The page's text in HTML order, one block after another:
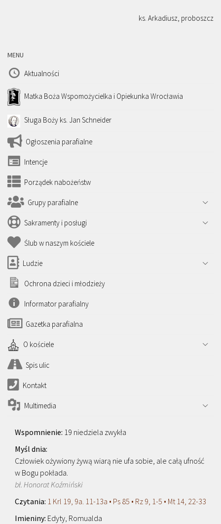
ks. Arkadiusz, proboszcz
MENU
Aktualności
Matka Boża Wspomożycielka i Opiekunka Wrocławia
Sługa Boży ks. Jan Schneider
Ogłoszenia parafialne
Intencje
Porządek nabożeństw
Grupy parafialne
Sakramenty i posługi
Ślub w naszym kościele
Ludzie
Ochrona dzieci i młodzieży
Informator parafialny
Gazetka parafialna
O kościele
Spis ulic
Kontakt
Multimedia
19 niedziela zwykła
Człowiek ożywiony żywą wiarą nie ufa sobie, ale całą ufność
w Bogu pokłada.
bł. Honorat Koźmiński
1 Krl 19, 9a. 11-13a • Ps 85 • Rz 9, 1-5 • Mt 14, 22-33
Edyty, Romualda